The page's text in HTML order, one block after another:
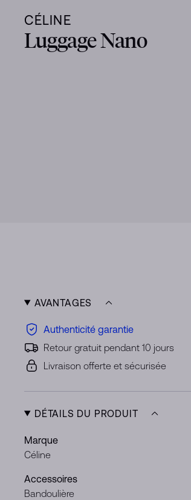
CÉLINE
Luggage Nano
AVANTAGES
Authenticité garantie
Retour gratuit pendant 10 jours
Livraison offerte et sécurisée
DÉTAILS DU PRODUIT
Marque
Céline
Accessoires
Bandoulière